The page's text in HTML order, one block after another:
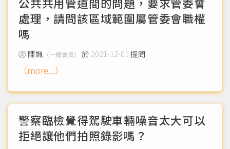
處理，請問該區域範圍屬管委會職權
嗎
陳姵 （一般會員） 於 2021-12-01 提問
（more...）
警察臨檢覺得駕駛車輛噪音太大可以
拒絕讓他們拍照錄影嗎？